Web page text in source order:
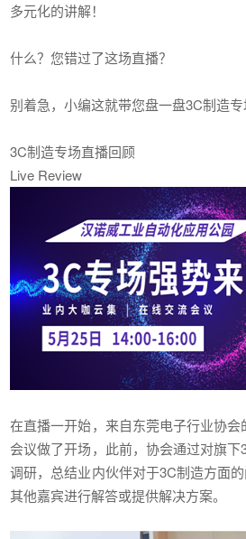
多元化的讲解！
什么？您错过了这场直播？
别着急，小编这就带您盘一盘3C制造专
3C制造专场直播回顾
Live Review
在直播一开始，来自东莞电子行业协
会议做了开场，此前，协会通过对旗
调研，总结业内伙伴对于3C制造方面
其他嘉宾进行解答或提供解决方案。